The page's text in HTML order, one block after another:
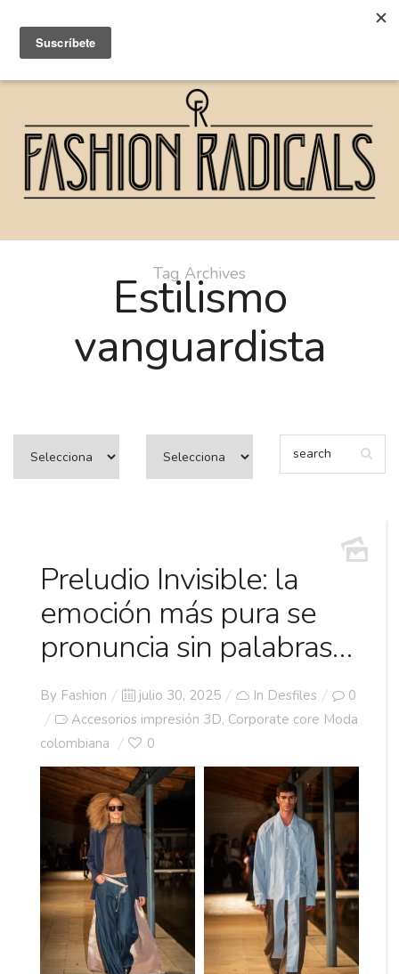
Tag Archives
Estilismo
vanguardista
Preludio Invisible: la
emoción más pura se
pronuncia sin palabras…
By Fashion
Posted
on
julio 30, 2025 In Desfiles
0
Accesorios impresión 3D, Corporate core Moda
colombiana
0